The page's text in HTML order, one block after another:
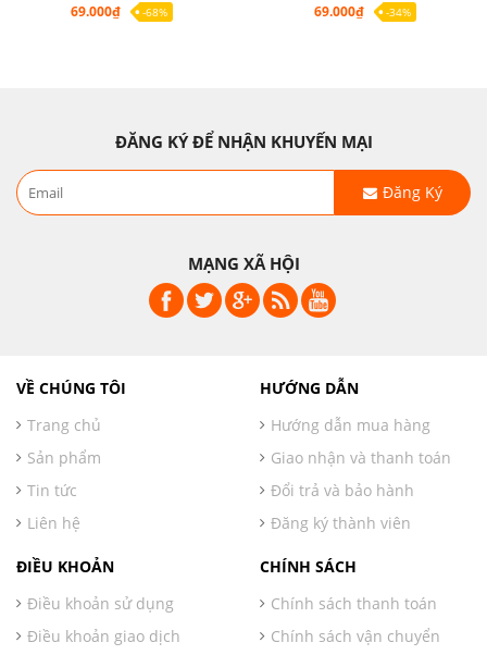
69.000₫
-68%
69.000₫
-34%
ĐĂNG KÝ ĐỂ NHẬN KHUYẾN MẠI
Đăng Ký
MẠNG XÃ HỘI
VỀ CHÚNG TÔI
Trang chủ
Sản phẩm
Tin tức
Liên hệ
HƯỚNG DẪN
Hướng dẫn mua hàng
Giao nhận và thanh toán
Đổi trả và bảo hành
Đăng ký thành viên
ĐIỀU KHOẢN
Điều khoản sử dụng
Điều khoản giao dịch
CHÍNH SÁCH
Chính sách thanh toán
Chính sách vận chuyển